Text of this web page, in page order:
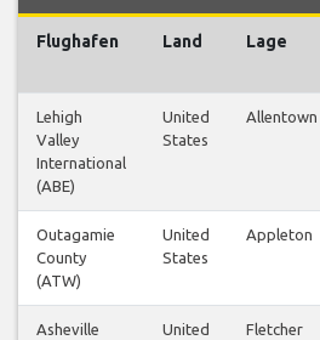
Flughafen Land Lage
Lehigh
Valley
International
(ABE)
United
States
Allentown
Outagamie
County
(ATW)
United
States
Appleton
Asheville
United
Fletcher